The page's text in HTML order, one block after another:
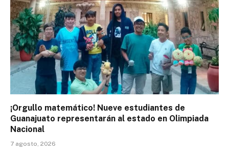
¡Orgullo matemático! Nueve estudiantes de
Guanajuato representarán al estado en Olimpiada
Nacional
7 agosto, 2026